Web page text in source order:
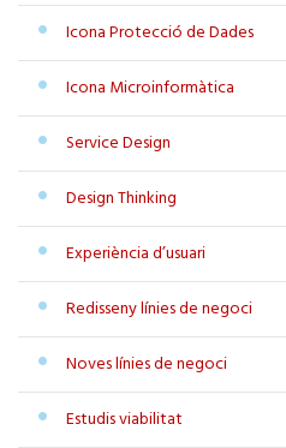
Icona Protecció de Dades
Icona Microinformàtica
Service Design
Design Thinking
Experiència d’usuari
Redisseny línies de negoci
Noves línies de negoci
Estudis viabilitat